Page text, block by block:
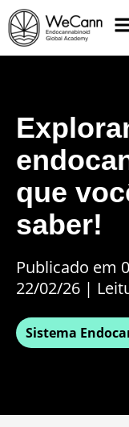
que
saber!
Publicado em
22/02/26 |
Sistema